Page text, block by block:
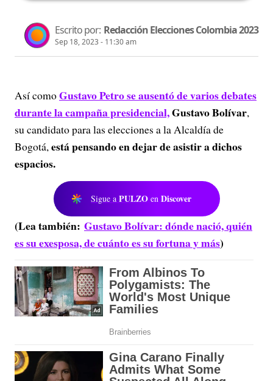
Escrito por: Redacción Elecciones Colombia 2023
Sep 18, 2023 - 11:30 am
Así comoGustavo Petro se ausentó de varios debates
durante la campaña presidencial,Gustavo Bolívar,
su candidato para las elecciones a la Alcaldía de
Bogotá,está pensando en dejar de asistir a dichos
espacios.
Sigue a PULZO en Discover
(Lea también: Gustavo Bolívar: dónde nació, quién
es su exesposa, de cuánto es su fortuna y más)